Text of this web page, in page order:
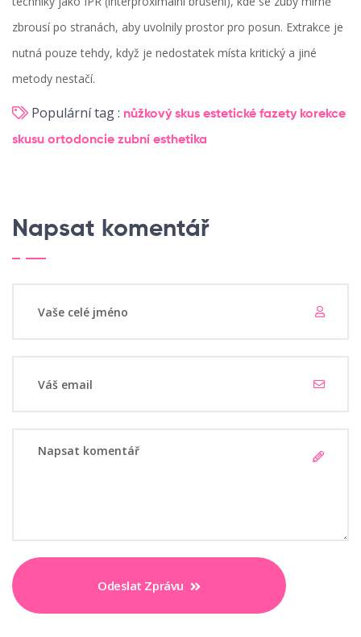
zbrousí po stranách, aby uvolnily prostor pro posun. Extrakce je
nutná pouze tehdy, když je nedostatek místa kritický a jiné
metody nestačí.
Populární tag : nůžkový skus estetické fazety korekce
skusu ortodoncie zubní esthetika
Napsat komentář
Odeslat Zprávu